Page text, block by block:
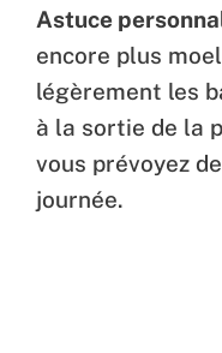
Astuce
encore plus
légèrement les
à la sortie de la
vous prévoyez
journée.